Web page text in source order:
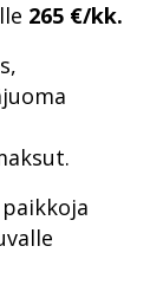
265 €/kk.